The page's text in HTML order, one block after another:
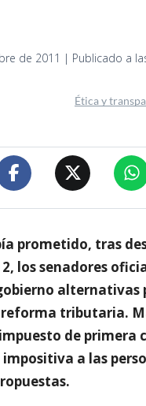
de 2011 | Publicado a
Ética y
prometido, tras
los senadores
alternativas
tributaria.
de primera
a las